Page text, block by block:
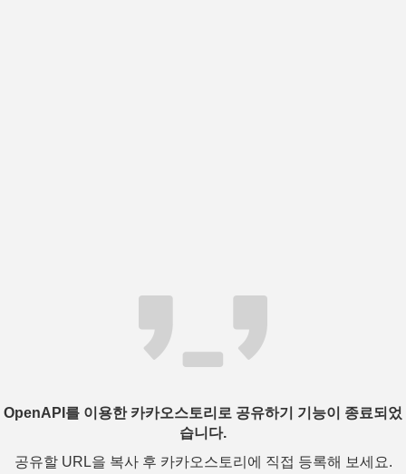
OpenAPI를 이용한 카카오스토리로 공유하기 기능이 종료되었
습니다.
공유할 URL을 복사 후 카카오스토리에 직접 등록해 보세요.